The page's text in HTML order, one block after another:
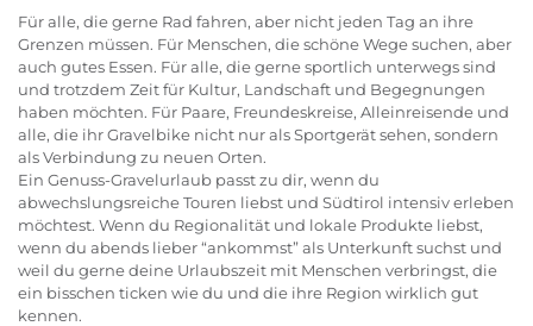
Für alle, die gerne Rad fahren, aber nicht jeden Tag an ihre
Grenzen müssen. Für Menschen, die schöne Wege suchen, aber
auch gutes Essen. Für alle, die gerne sportlich unterwegs sind
und trotzdem Zeit für Kultur, Landschaft und Begegnungen
haben möchten. Für Paare, Freundeskreise, Alleinreisende und
alle, die ihr Gravelbike nicht nur als Sportgerät sehen, sondern
als Verbindung zu neuen Orten.
Ein Genuss-Gravelurlaub passt zu dir, wenn du
abwechslungsreiche Touren liebst und Südtirol intensiv erleben
möchtest. Wenn du Regionalität und lokale Produkte liebst,
wenn du abends lieber “ankommst” als Unterkunft suchst und
weil du gerne deine Urlaubszeit mit Menschen verbringst, die
ein bisschen ticken wie du und die ihre Region wirklich gut
kennen.